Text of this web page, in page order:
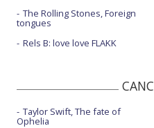
The Rolling Stones, Foreign
tongues
Rels B: love love FLAKK
Taylor Swift, The fate of
Ophelia